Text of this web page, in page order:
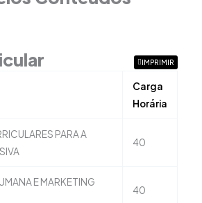
IMPRIMIR
Carga
Horária
PARA A
40
E MARKETING
40